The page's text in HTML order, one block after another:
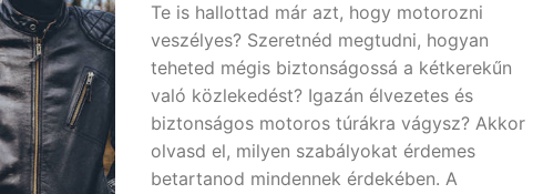
Te is hallottad már azt, hogy motorozni
veszélyes? Szeretnéd megtudni, hogyan
teheted mégis biztonságossá a kétkerekűn
való közlekedést? Igazán élvezetes és
biztonságos motoros túrákra vágysz? Akkor
olvasd el, milyen szabályokat érdemes
betartanod mindennek érdekében. A